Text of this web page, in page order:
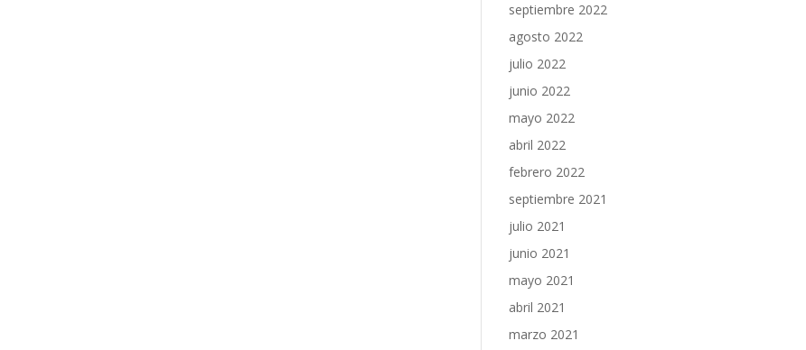
septiembre 2022
agosto 2022
julio 2022
junio 2022
mayo 2022
abril 2022
febrero 2022
septiembre 2021
julio 2021
junio 2021
mayo 2021
abril 2021
marzo 2021